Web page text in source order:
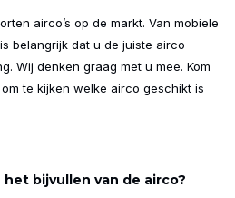
airco’s op de markt. Van mobiele
belangrijk dat u de juiste airco
Wij denken graag met u mee. Kom
om te kijken welke airco geschikt is
bijvullen van de airco?